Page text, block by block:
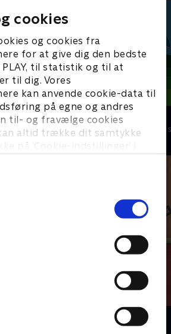
cookies
og cookies fra
for at give dig den bedste
PLAY, til statistik og til at
til dig. Vores
kan anvende cookie-data til
på egne og andres
til- og fravælge cookies
altid trække dit samtykke
på ’Cookie-indstillinger’ i
Dino Deluxe
Børneserier • 1